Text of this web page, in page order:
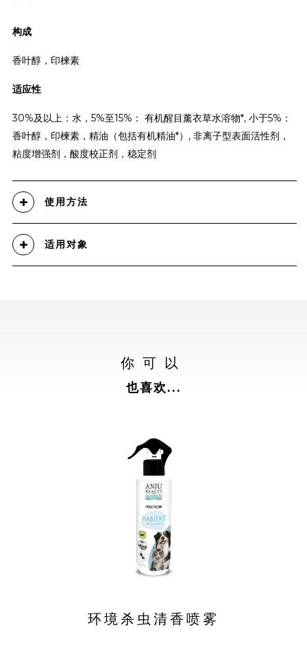
构成
香叶醇，印楝素
适应性
30%及以上：水，5%至15%： 有机醒目薰衣草水溶物*, 小于5%：
香叶醇，印楝素，精油（包括有机精油*）, 非离子型表面活性剂，
粘度增强剂，酸度校正剂，稳定剂
使用方法
适用对象
你可以
也喜欢...
环境杀虫清香喷雾